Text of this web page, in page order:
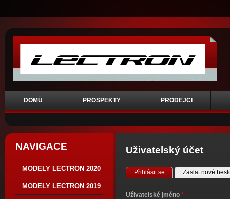
DOMŮ PROSPEKTY PRODEJCI
NAVIGACE
MODELY LECTRON 2020
MODELY LECTRON 2019
Uživatelský účet
Hlavní záložky
Přihlásit se (aktivní záložka)
Zaslat nové
Uživatelské jméno *